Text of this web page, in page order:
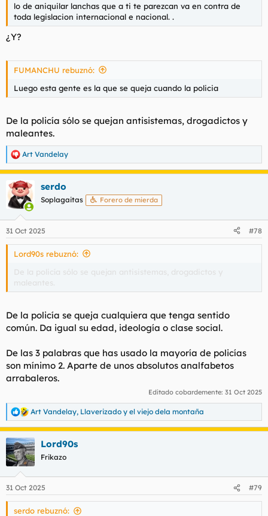
lo de aniquilar lanchas que a ti te parezcan va en contra de
toda legislacion internacional e nacional. .
¿Y?
FUMANCHU rebuznó:
Luego esta gente es la que se queja cuando la policia
De la policía sólo se quejan antisistemas, drogadictos y
maleantes.
R
e
a
c
c
i
e
s
Art Vandelay
serdo
Soplagaitas Forero de mierda
31 Oct 2025 #78
Lord90s rebuznó:
De la policía sólo se quejan antisistemas, drogadictos y
maleantes.
De la policía se queja cualquiera que tenga sentido
común. Da igual su edad, ideología o clase social.
De las 3 palabras que has usado la mayoría de policías
son mínimo 2. Aparte de unos absolutos analfabetos
arrabaleros.
Editado cobardemente: 31 Oct 2025
R
e
a
c
c
i
e
s
Art Vandelay, Llaverizado y el viejo dela montaña
Lord90s
Frikazo
31 Oct 2025 #79
serdo rebuznó: